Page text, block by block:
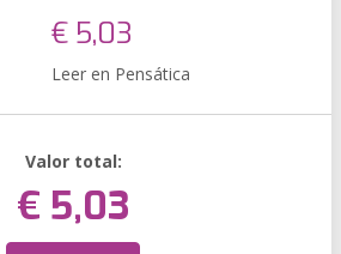
€ 5,03
Leer en Pensática
Valor total:
€ 5,03